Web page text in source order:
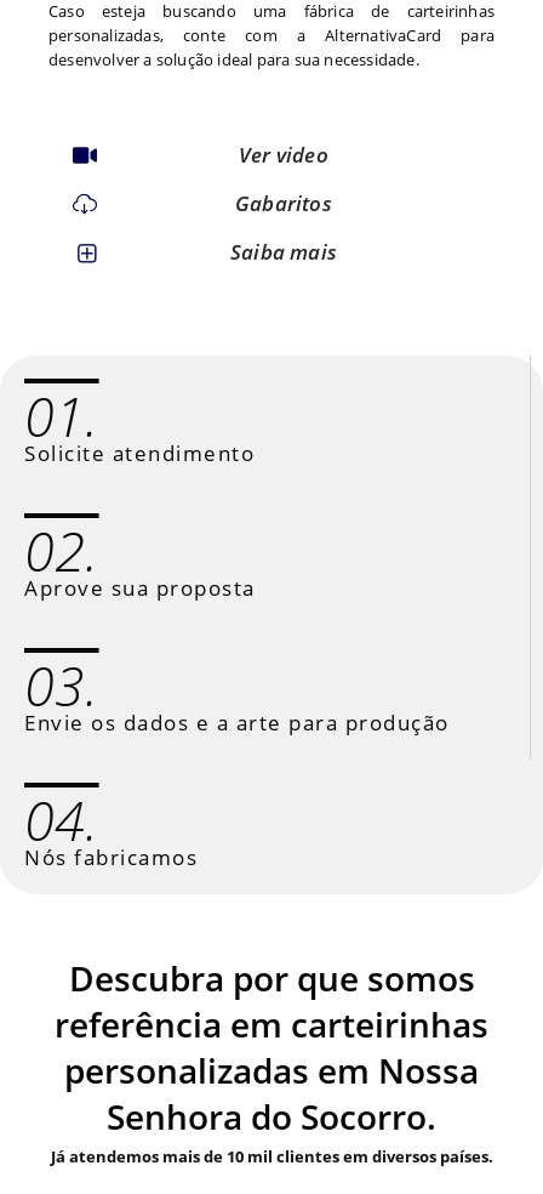
Caso esteja buscando uma fábrica de carteirinhas
personalizadas, conte com a AlternativaCard para
desenvolver a solução ideal para sua necessidade.
Ver video
Gabaritos
Saiba mais
01.
Solicite atendimento
02.
Aprove sua proposta
03.
Envie os dados e a arte para produção
04.
Nós fabricamos
Descubra por que somos
referência em carteirinhas
personalizadas em Nossa
Senhora do Socorro.
Já atendemos mais de 10 mil clientes em diversos países.